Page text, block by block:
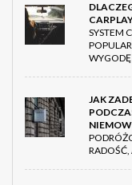
SYSTEM
JAK
RADOŚĆ,